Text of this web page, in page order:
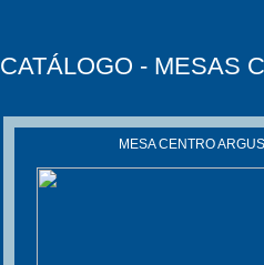
CATÁLOGO - MESAS
MESA CENTRO ARGUS